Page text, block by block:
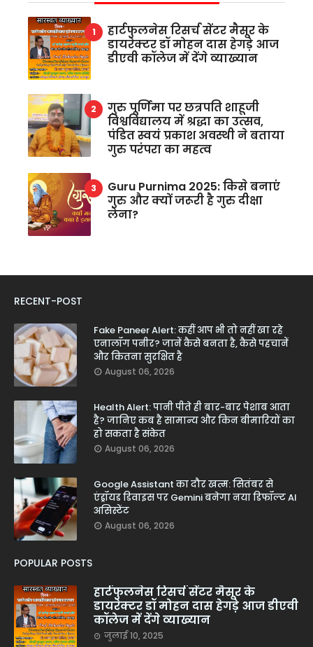
हार्टफुलनेस रिसर्च सेंटर मैसूर के
डायरेक्टर डॉ मोहन दास हेगड़े आज
डीएवी कॉलेज में देंगे व्याख्यान
गुरु पूर्णिमा पर छत्रपति शाहूजी
विश्वविद्यालय में श्रद्धा का उत्सव,
पंडित स्वयं प्रकाश अवस्थी ने बताया
गुरु परंपरा का महत्व
Guru Purnima 2025: किसे बनाएं
गुरु और क्यों जरूरी है गुरु दीक्षा
लेना?
RECENT-POST
Fake Paneer Alert: कहीं आप भी तो नहीं खा रहे
एनालॉग पनीर? जानें कैसे बनता है, कैसे पहचानें
और कितना सुरक्षित है
August 06, 2026
Health Alert: पानी पीते ही बार-बार पेशाब आता
है? जानिए कब है सामान्य और किन बीमारियों का
हो सकता है संकेत
August 06, 2026
Google Assistant का दौर खत्म: सितंबर से
एंड्रॉयड डिवाइस पर Gemini बनेगा नया डिफॉल्ट AI
असिस्टेंट
August 06, 2026
POPULAR POSTS
हार्टफुलनेस रिसर्च सेंटर मैसूर के
डायरेक्टर डॉ मोहन दास हेगड़े आज डीएवी
कॉलेज में देंगे व्याख्यान
जुलाई 10, 2025